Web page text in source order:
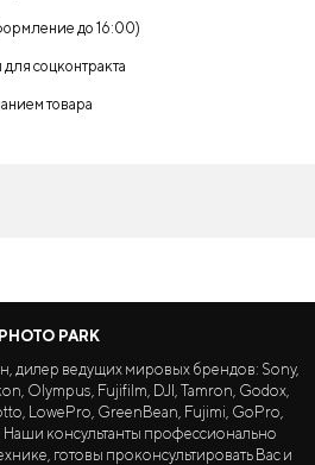
до 16:00)
соцконтракта
товара
PHOTO PARK
дилер ведущих мировых брендов: Sony,
Olympus, Fujifilm, DJI, Tamron, Godox,
LowePro, GreenBean, Fujimi, GoPro,
консультанты профессионально
готовы проконсультировать Вас и